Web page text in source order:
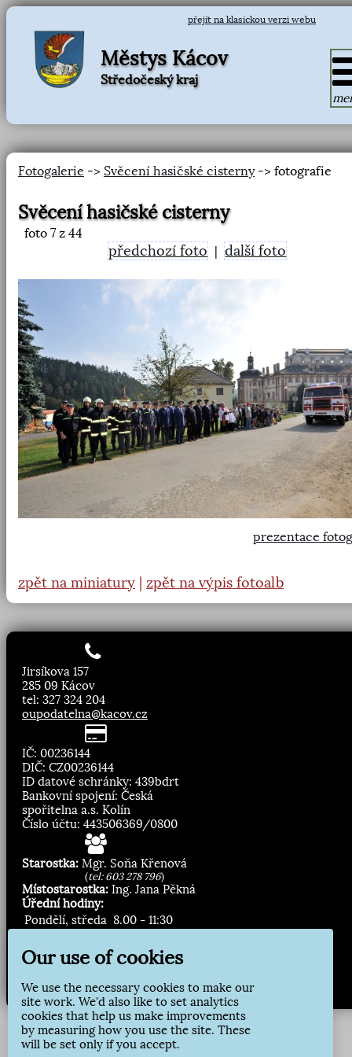
přejít na klasickou verzi webu
Městys Kácov
Středočeský kraj
Fotogalerie -> Svěcení hasičské cisterny-> fotografie
Svěcení hasičské cisterny
foto 7 z 44
předchozí foto |další foto
prezentace
zpět na miniatury zpět na výpis fotoalb
Jirsíkova 157
285 09 Kácov
tel: 327 324 204
oupodatelna@kacov.cz
IČ: 00236144
DIČ: CZ00236144
ID datové schránky: 439bdrt
Bankovní spojení: Česká
spořitelna a.s. Kolín
Číslo účtu: 443506369/0800
Starostka: Mgr. Soňa Křenová
(tel: 603 278 796)
Místostarostka: Ing. Jana Pěkná
Úřední hodiny:
Pondělí, středa 8.00 - 11:30
Přihlásit odběr
Our use of cookies
We use the necessary cookies to make our
site work. We'd also like to set analytics
cookies that help us make improvements
by measuring how you use the site. These
will be set only if you accept.